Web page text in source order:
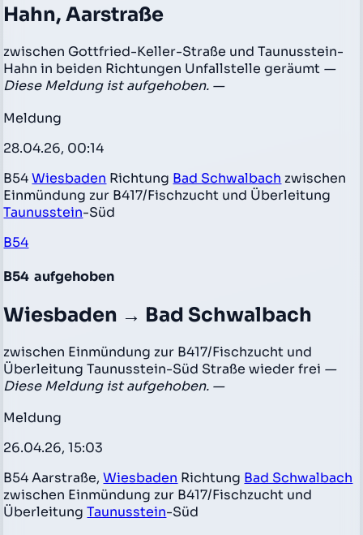
Hahn, Aarstraße
zwischen Gottfried-Keller-Straße und Taunusstein-
Hahn in beiden Richtungen Unfallstelle geräumt —
Diese Meldung ist aufgehoben. —
Meldung
28.04.26, 00:14
B54Wiesbaden Richtung Bad Schwalbach zwischen
Einmündung zur B417/Fischzucht und Überleitung
Taunusstein-Süd
B54
B54 aufgehoben
Wiesbaden → Bad Schwalbach
zwischen Einmündung zur B417/Fischzucht und
Überleitung Taunusstein-Süd Straße wieder frei —
Diese Meldung ist aufgehoben. —
Meldung
26.04.26, 15:03
B54 Aarstraße,Wiesbaden Richtung Bad Schwalbach
zwischen Einmündung zur B417/Fischzucht und
ÜberleitungTaunusstein-Süd